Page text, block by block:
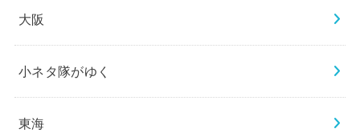
大阪
小ネタ隊がゆく
東海